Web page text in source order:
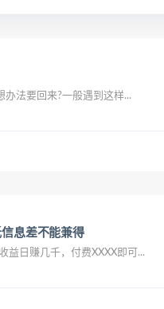
法要回来?一般遇到这样...
息差不能兼得
益日赚几千，付费XXXX即可...